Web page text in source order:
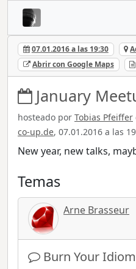
07.01.2016 a las 19:30
Abrir con Google Maps
January
hosteado por Tobias Pfeiffer
co-up.de, 07.01.2016 a las
New year, new talks,
Temas
Arne Brasseur
Burn Your